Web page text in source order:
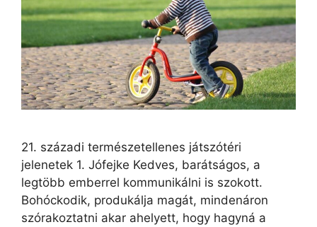
21. századi természetellenes játszótéri
jelenetek 1. Jófejke Kedves, barátságos, a
legtöbb emberrel kommunikálni is szokott.
Bohóckodik, produkálja magát, mindenáron
szórakoztatni akar ahelyett, hogy hagyná a